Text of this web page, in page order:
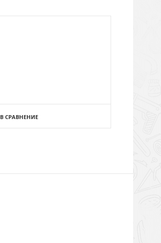
В СРАВНЕНИЕ